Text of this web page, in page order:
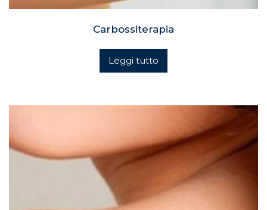
Carbossiterapia
Leggi tutto